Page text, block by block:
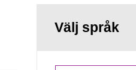
Välj språk